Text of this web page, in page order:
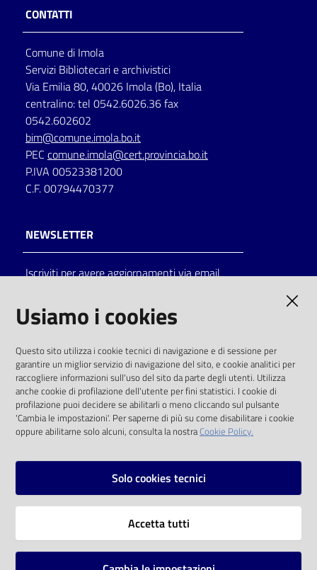
lettura
Seguici
su
Catalogo
Eventi
Chiedi al
bibliotecario
Avvisi
CONTATTI
Comune di Imola
Servizi Bibliotecari e archivistici
Via Emilia 80, 40026 Imola (Bo), Italia
centralino: tel 0542.6026.36 fax
0542.602602
bim@comune.imola.bo.it
PEC comune.imola@cert.provincia.bo.it
P.IVA 00523381200
C.F. 00794470377
NEWSLETTER
Iscriviti per avere aggiornamenti via email
solo alle condizioni previste dalla direttiva
comunitaria 2003/98/CE e dal d.lgs. 36/2006
SOCIAL
Instagram
Vai alla pagina
Usiamo i cookies
Questo sito utilizza i cookie tecnici di navigazione e di sessione per
garantire un miglior servizio di navigazione del sito, e cookie analitici per
raccogliere informazioni sull'uso del sito da parte degli utenti. Utilizza
anche cookie di profilazione dell'utente per fini statistici. I cookie di
profilazione puoi decidere se abilitarli o meno cliccando sul pulsante
'Cambia le impostazioni'. Per saperne di più su come disabilitare i cookie
oppure abilitarne solo alcuni, consulta la nostraCookie Policy.
Solo cookies tecnici
Accetta tutti